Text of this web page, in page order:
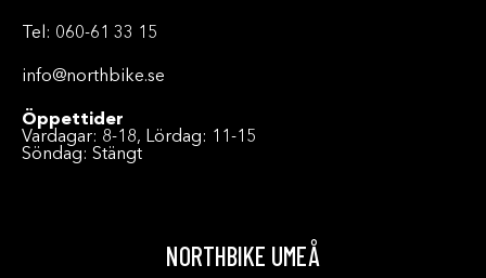
Tel: 060-61 33 15
info@northbike.se
Öppettider
Vardagar: 8-18, Lördag: 11-15
Söndag: Stängt
NORTHBIKE UMEÅ